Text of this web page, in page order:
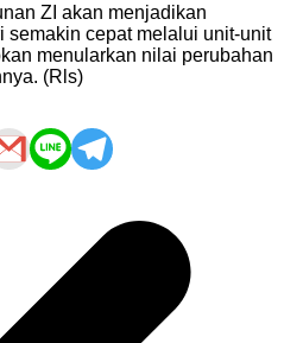
ZI akan menjadikan
semakin cepat melalui unit-unit
menularkan nilai perubahan
(Rls)